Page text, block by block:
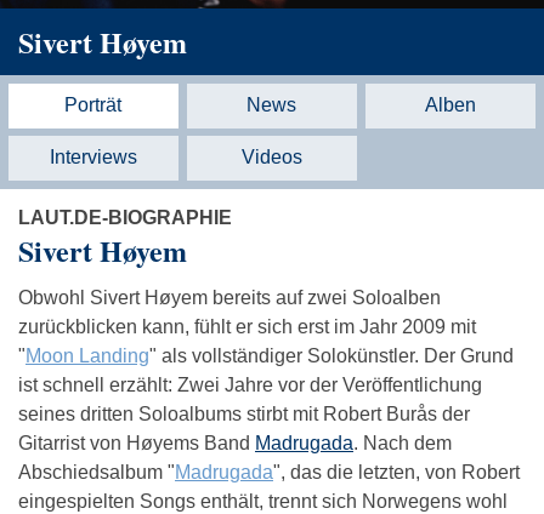
Sivert Høyem
Porträt News Alben
Interviews Videos
LAUT.DE-BIOGRAPHIE
Sivert Høyem
Obwohl Sivert Høyem bereits auf zwei Soloalben
zurückblicken kann, fühlt er sich erst im Jahr 2009 mit
"Moon Landing" als vollständiger Solokünstler. Der Grund
ist schnell erzählt: Zwei Jahre vor der Veröffentlichung
seines dritten Soloalbums stirbt mit Robert Burås der
Gitarrist von Høyems Band Madrugada. Nach dem
Abschiedsalbum "Madrugada", das die letzten, von Robert
eingespielten Songs enthält, trennt sich Norwegens wohl